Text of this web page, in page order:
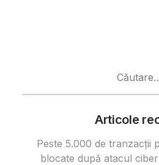
Articole
Peste 5.000 de tranzacții
blocate după atacul